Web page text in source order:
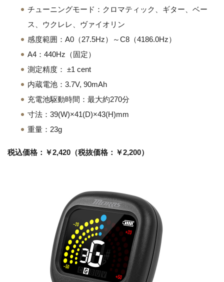
チューニングモード：クロマティック、ギター、ベー
ス、ウクレレ、ヴァイオリン
感度範囲：A0（27.5Hz）～C8（4186.0Hz）
A4：440Hz（固定）
測定精度： ±1 cent
内蔵電池：3.7V, 90mAh
充電池駆動時間：最大約270分
寸法：39(W)×41(D)×43(H)mm
重量：23g
税込価格：￥2,420（税抜価格：￥2,200）